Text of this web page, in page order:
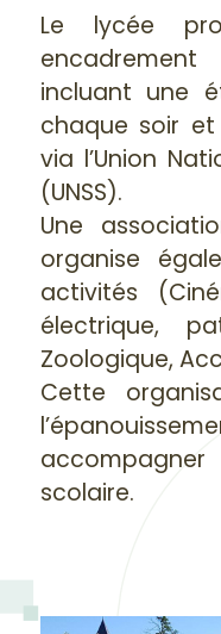
Le lycée
incluant une
chaque soir
via l’Union
(UNSS).
Une
organise
activités
électrique,
Zoologique,
Cette
scolaire.